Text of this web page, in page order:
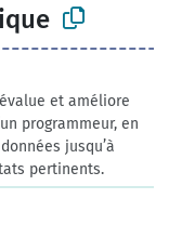
et améliore
programmeur, en
jusqu’à
pertinents.